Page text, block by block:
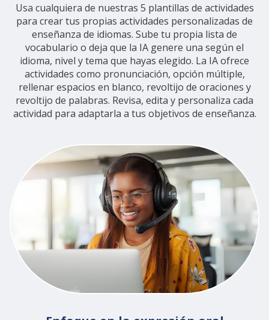
Usa cualquiera de nuestras 5 plantillas de actividades
para crear tus propias actividades personalizadas de
enseñanza de idiomas. Sube tu propia lista de
vocabulario o deja que la IA genere una según el
idioma, nivel y tema que hayas elegido. La IA ofrece
actividades como pronunciación, opción múltiple,
rellenar espacios en blanco, revoltijo de oraciones y
revoltijo de palabras. Revisa, edita y personaliza cada
actividad para adaptarla a tus objetivos de enseñanza.